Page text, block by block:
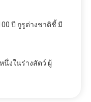
ปี กูรูต่างชาติชี้ มี
งในร่างสัตว์ ผู้